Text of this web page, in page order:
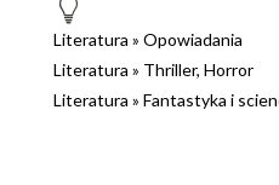
Literatura » Opowiadania
Literatura » Thriller, Horror
Literatura » Fantastyka i